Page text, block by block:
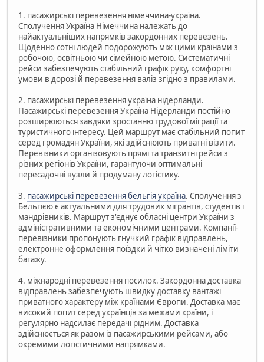
1. пасажирські перевезення німеччина-україна.
Сполучення Україна Німеччина належать до
найактуальніших напрямків закордонних перевезень.
Щоденно сотні людей подорожують між цими країнами з
робочою, освітньою чи сімейною метою. Систематичні
рейси забезпечують стабільний графік руху, комфортні
умови в дорозі й перевезення валіз згідно з правилами.
2. пасажирські перевезення україна нідерланди.
Пасажирські перевезення Україна Нідерланди постійно
розширюються завдяки зростанню трудової міграції та
туристичного інтересу. Цей маршрут має стабільний попит
серед громадян України, які здійснюють приватні візити.
Перевізники організовують прямі та транзитні рейси з
різних регіонів України, гарантуючи оптимальні
пересадочні вузли й продуману логістику.
3. пасажирські перевезення бельгія україна. Сполучення з
Бельгією є актуальними для трудових мігрантів, студентів і
мандрівників. Маршрут з'єднує обласні центри України з
адміністративними та економічними центрами. Компанії-
перевізники пропонують гнучкий графік відправлень,
електронне оформлення поїздки й чітко визначені ліміти
багажу.
4. міжнародні перевезення посилок. Закордонна доставка
відправлень забезпечують швидку доставку вантажі
приватного характеру між країнами Європи. Доставка має
високий попит серед українців за межами країни, і
регулярно надсилає передачі рідним. Доставка
здійснюється як разом із пасажирськими рейсами, або
окремими логістичними напрямками.